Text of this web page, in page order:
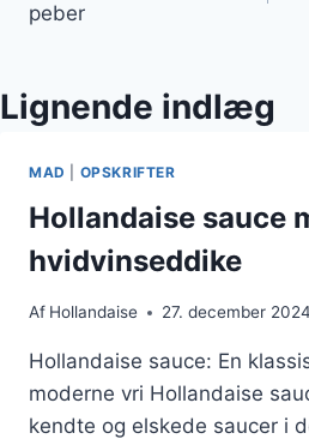
peber
Lignende indlæg
MAD OPSKRIFTER
Hollandaise sauce
hvidvinseddike
Af Hollandaise 27. december 2024
Hollandaise sauce: En
moderne vri Hollandaise
kendte og elskede saucer i